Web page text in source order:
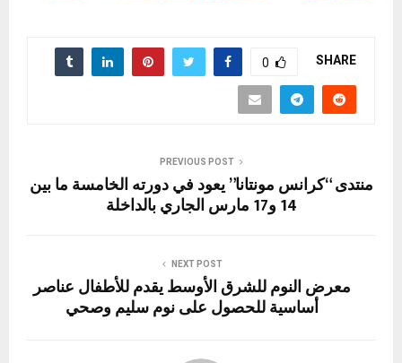
b
o
o
A
p
se
n
er
es
e
gr
st
o
ail
ar
e
SHARE
0
PREVIOUS POST
منتدى “كرانس مونتانا” يعود في دورته الخامسة ما بين
14 و17 مارس الجاري بالداخلة
NEXT POST
معرض النوم للشرق الأوسط يقدم للأطفال عناصر
أساسية للحصول على نوم سليم وصحي